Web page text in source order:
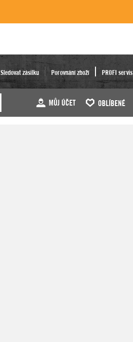
Sledovat zásilku Porovnání zboží PROFI servis
MŮJ ÚČET OBLÍBENÉ